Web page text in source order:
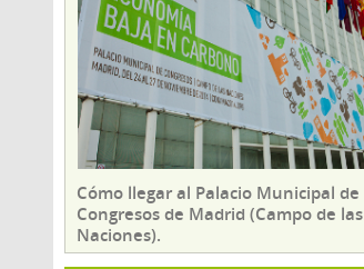
Cómo llegar al Palacio Municipal de
Congresos de Madrid (Campo de las
Naciones).